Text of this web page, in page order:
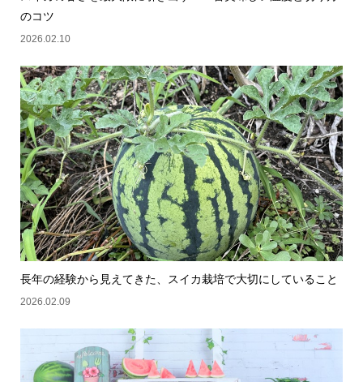
のコツ
2026.02.10
長年の経験から見えてきた、スイカ栽培で大切にしていること
2026.02.09